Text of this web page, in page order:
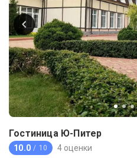
Гостиница Ю-Питер
10.0 / 10 4 оценки